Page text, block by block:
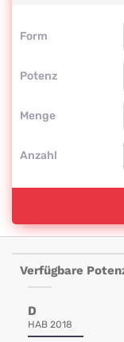
Form
Potenz
Menge
Anzahl
Verfügbare
D
HAB 2018